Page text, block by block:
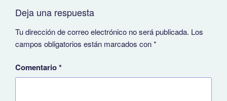
Deja una respuesta
Tu dirección de correo electrónico no será publicada. Los
campos obligatorios están marcados con*
Comentario*